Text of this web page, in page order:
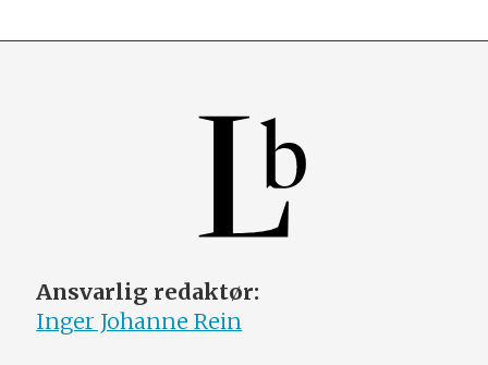
Ansvarlig redaktør:
Inger Johanne Rein